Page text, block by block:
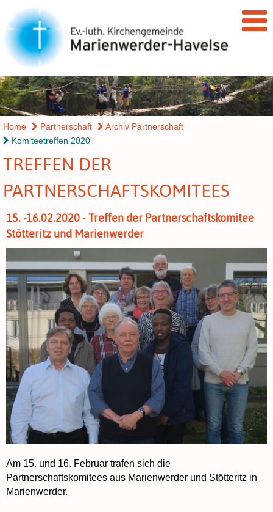
Home Partnerschaft
Archiv Partnerschaft
Komiteetreffen 2020
TREFFEN DER
PARTNERSCHAFTSKOMITEES
15. -16.02.2020 - Treffen der Partnerschaftskomitee
Stötteritz und Marienwerder
Am 15. und 16. Februar trafen sich die
Partnerschaftskomitees aus Marienwerder und Stötteritz in
Marienwerder.